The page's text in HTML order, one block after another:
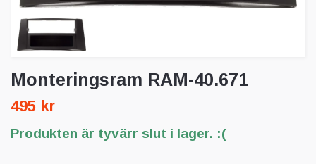
Monteringsram RAM-40.671
495 kr
Produkten är tyvärr slut i lager. :(